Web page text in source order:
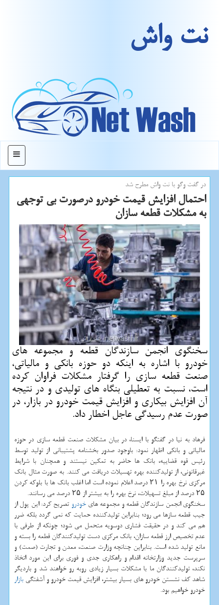
نت واش
منو
در گفت وگو با نت واش مطرح شد
احتمال افزایش قیمت خودرو درصورت بی توجهی
به مشكلات قطعه سازان
سخنگوی انجمن سازندگان قطعه و مجموعه های
خودرو با اشاره به اینكه دو حوزه بانكی و مالیاتی،
صنعت قطعه سازی را گرفتار مشكلات فراوان كرده
است، نسبت به تعطیلی بنگاه های تولیدی و در نتیجه
آن افزایش بیكاری و افزایش قیمت خودرو در بازار، در
صورت عدم رسیدگی عاجل اخطار داد.
فرهاد به نیا در گفتگو با ایسنا، در بیان مشکلات صنعت قطعه سازی در حوزه
مالیاتی و بانکی اظهار نمود: باوجود صدور بخشنامه پشتیبانی از تولید توسط
رئیس قوه قضاییه، بانک ها حاضر به تمکین نیستند و همچنان با شرایط
غیرقانونی، از تولیدکننده بهره تهسیلات دریافت می کنند. به صورت مثال بانک
مرکزی نرخ بهره را ۲۱ درصد اعلام نموده است اما اغلب بانک ها با بلوکه کردن
۲۵ درصد از مبلغ تسهیلات، نرخ بهره را به بیشتر از ۲۵ درصد می رسانند.
سخنگوی انجمن سازندگان قطعه و مجموعه هایخودرو تصریح کرد: این پول از
جیب قطعه سازها می رود؛ بنابراین تولیدکننده حمایت که نمی گردد بلکه ضرر
هم می کند و در حقیقت فشاری دوسویه متحمل می شود؛ چونکه از طرفی با
عدم تخصیص ارز قطعه سازان، بانک مرکزی دست تولیدکنندگان قطعه را بسته و
مانع تولید شده است. بنابراین چنانچه وزارت صنعت، معدن و تجارت (صمت) و
سرپرست جدید وزارتخانه اقدام و راهکاری جدی و فوری برای این مورد اتخاذ
نکند، تولیدکنندگان ما با مشکلات بسیار زیادی روبه رو خواهند شد و باردیگر
شاهد کف نشستن خودرو های بسیار بیشتر، افزایش قیمت خودرو و آشفتگی بازار
خودرو خواهیم بود.